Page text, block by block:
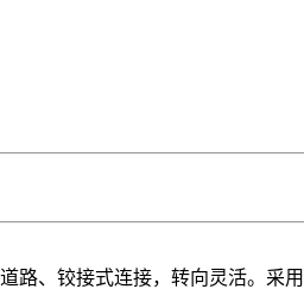
、铰接式连接，转向灵活。采